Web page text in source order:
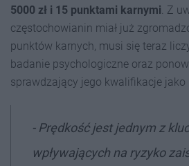
5000 zł i 15 punktami karnymi. Z
częstochowianin miał już
punktów karnych, musi się teraz
badanie psychologiczne oraz
sprawdzający jego kwalifikacje jako
- Prędkość jest jednym z
wpływających na ryzyko